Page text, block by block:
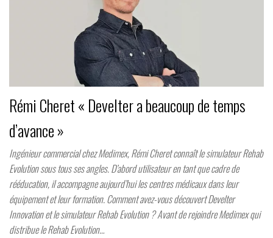
Rémi Cheret « Develter a beaucoup de temps
d’avance »
Ingénieur commercial chez Medimex, Rémi Cheret connaît le simulateur Rehab
Evolution sous tous ses angles. D’abord utilisateur en tant que cadre de
rééducation, il accompagne aujourd’hui les centres médicaux dans leur
équipement et leur formation. Comment avez-vous découvert Develter
Innovation et le simulateur Rehab Evolution ? Avant de rejoindre Medimex qui
distribue le Rehab Evolution…